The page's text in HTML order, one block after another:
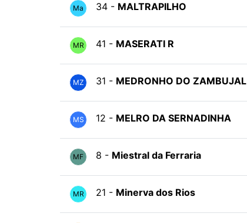
Ma 34 - MALTRAPILHO
MR 41 - MASERATI R
MZ 31 - MEDRONHO DO ZAMBUJAL
MS 12 - MELRO DA SERNADINHA
MF 8 - Miestral da Ferraria
MR 21 - Minerva dos Rios